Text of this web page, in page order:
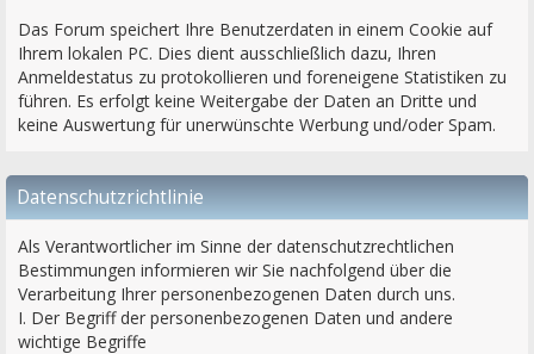
Das Forum speichert Ihre Benutzerdaten in einem Cookie auf
Ihrem lokalen PC. Dies dient ausschließlich dazu, Ihren
Anmeldestatus zu protokollieren und foreneigene Statistiken zu
führen. Es erfolgt keine Weitergabe der Daten an Dritte und
keine Auswertung für unerwünschte Werbung und/oder Spam.
Datenschutzrichtlinie
Als Verantwortlicher im Sinne der datenschutzrechtlichen
Bestimmungen informieren wir Sie nachfolgend über die
Verarbeitung Ihrer personenbezogenen Daten durch uns.
I. Der Begriff der personenbezogenen Daten und andere
wichtige Begriffe